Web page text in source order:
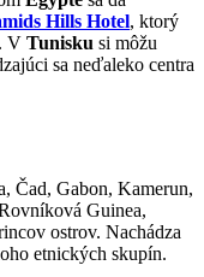
Hills Hotel, ktorý
V Tunisku si môžu
sa neďaleko centra
Čad, Gabon, Kamerun,
Guinea,
ostrov. Nachádza
etnických skupín.